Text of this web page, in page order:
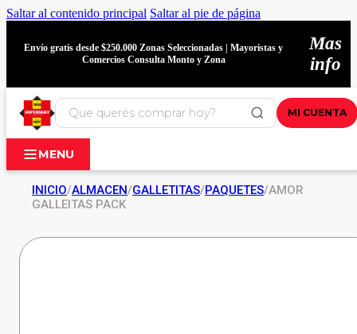
Saltar al contenido principal Saltar al pie de página
Envío gratis desde $250.000 Zonas Seleccionadas | Mayoristas y
Comercios Consulta Monto y Zona
Mas
info
MI CUENTA
MENU
INICIO/ALMACEN/GALLETITAS/PAQUETES/AMOR
GALLEITAS PACK